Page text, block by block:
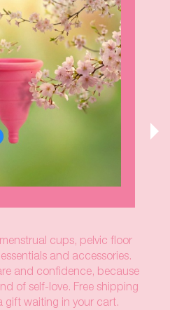
cups, pelvic floor
and accessories.
and confidence, because
of self-love. Free shipping
gift waiting in your cart.